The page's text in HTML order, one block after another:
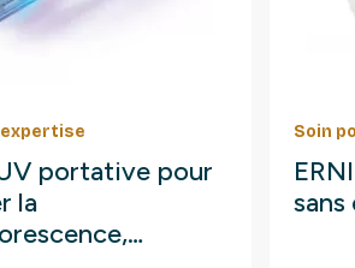
portative pour
la
Soin
sans